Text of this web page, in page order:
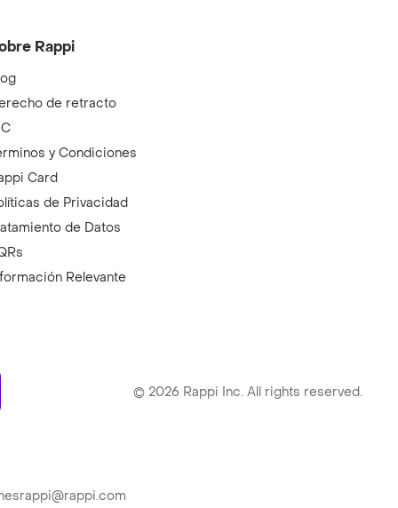
Rappi
de retracto
y Condiciones
Card
de Privacidad
de Datos
Relevante
© 2026 Rappi Inc. All rights reserved.